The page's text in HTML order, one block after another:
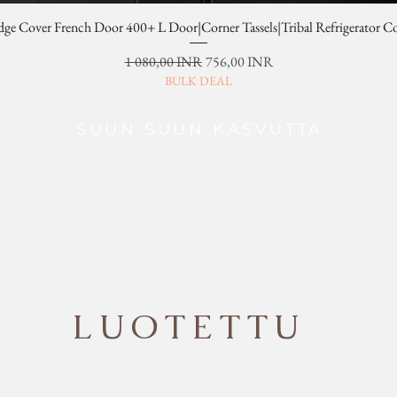
Cover French Door 400+ L Door|Corner Tassels|Tribal Refrigerator
Normaali hinta
1 080,00 INR Alehinta
756,00 INR
BULK DEAL
LUOTETTU